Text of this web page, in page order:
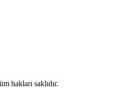
hakları saklıdır.